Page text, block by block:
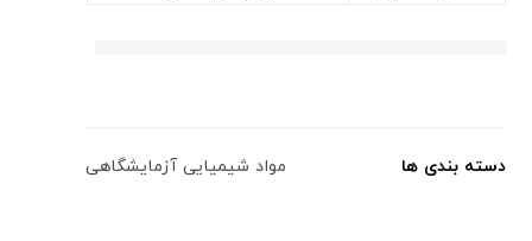
دسته بندی ها مواد شیمیایی آزمایشگاهی